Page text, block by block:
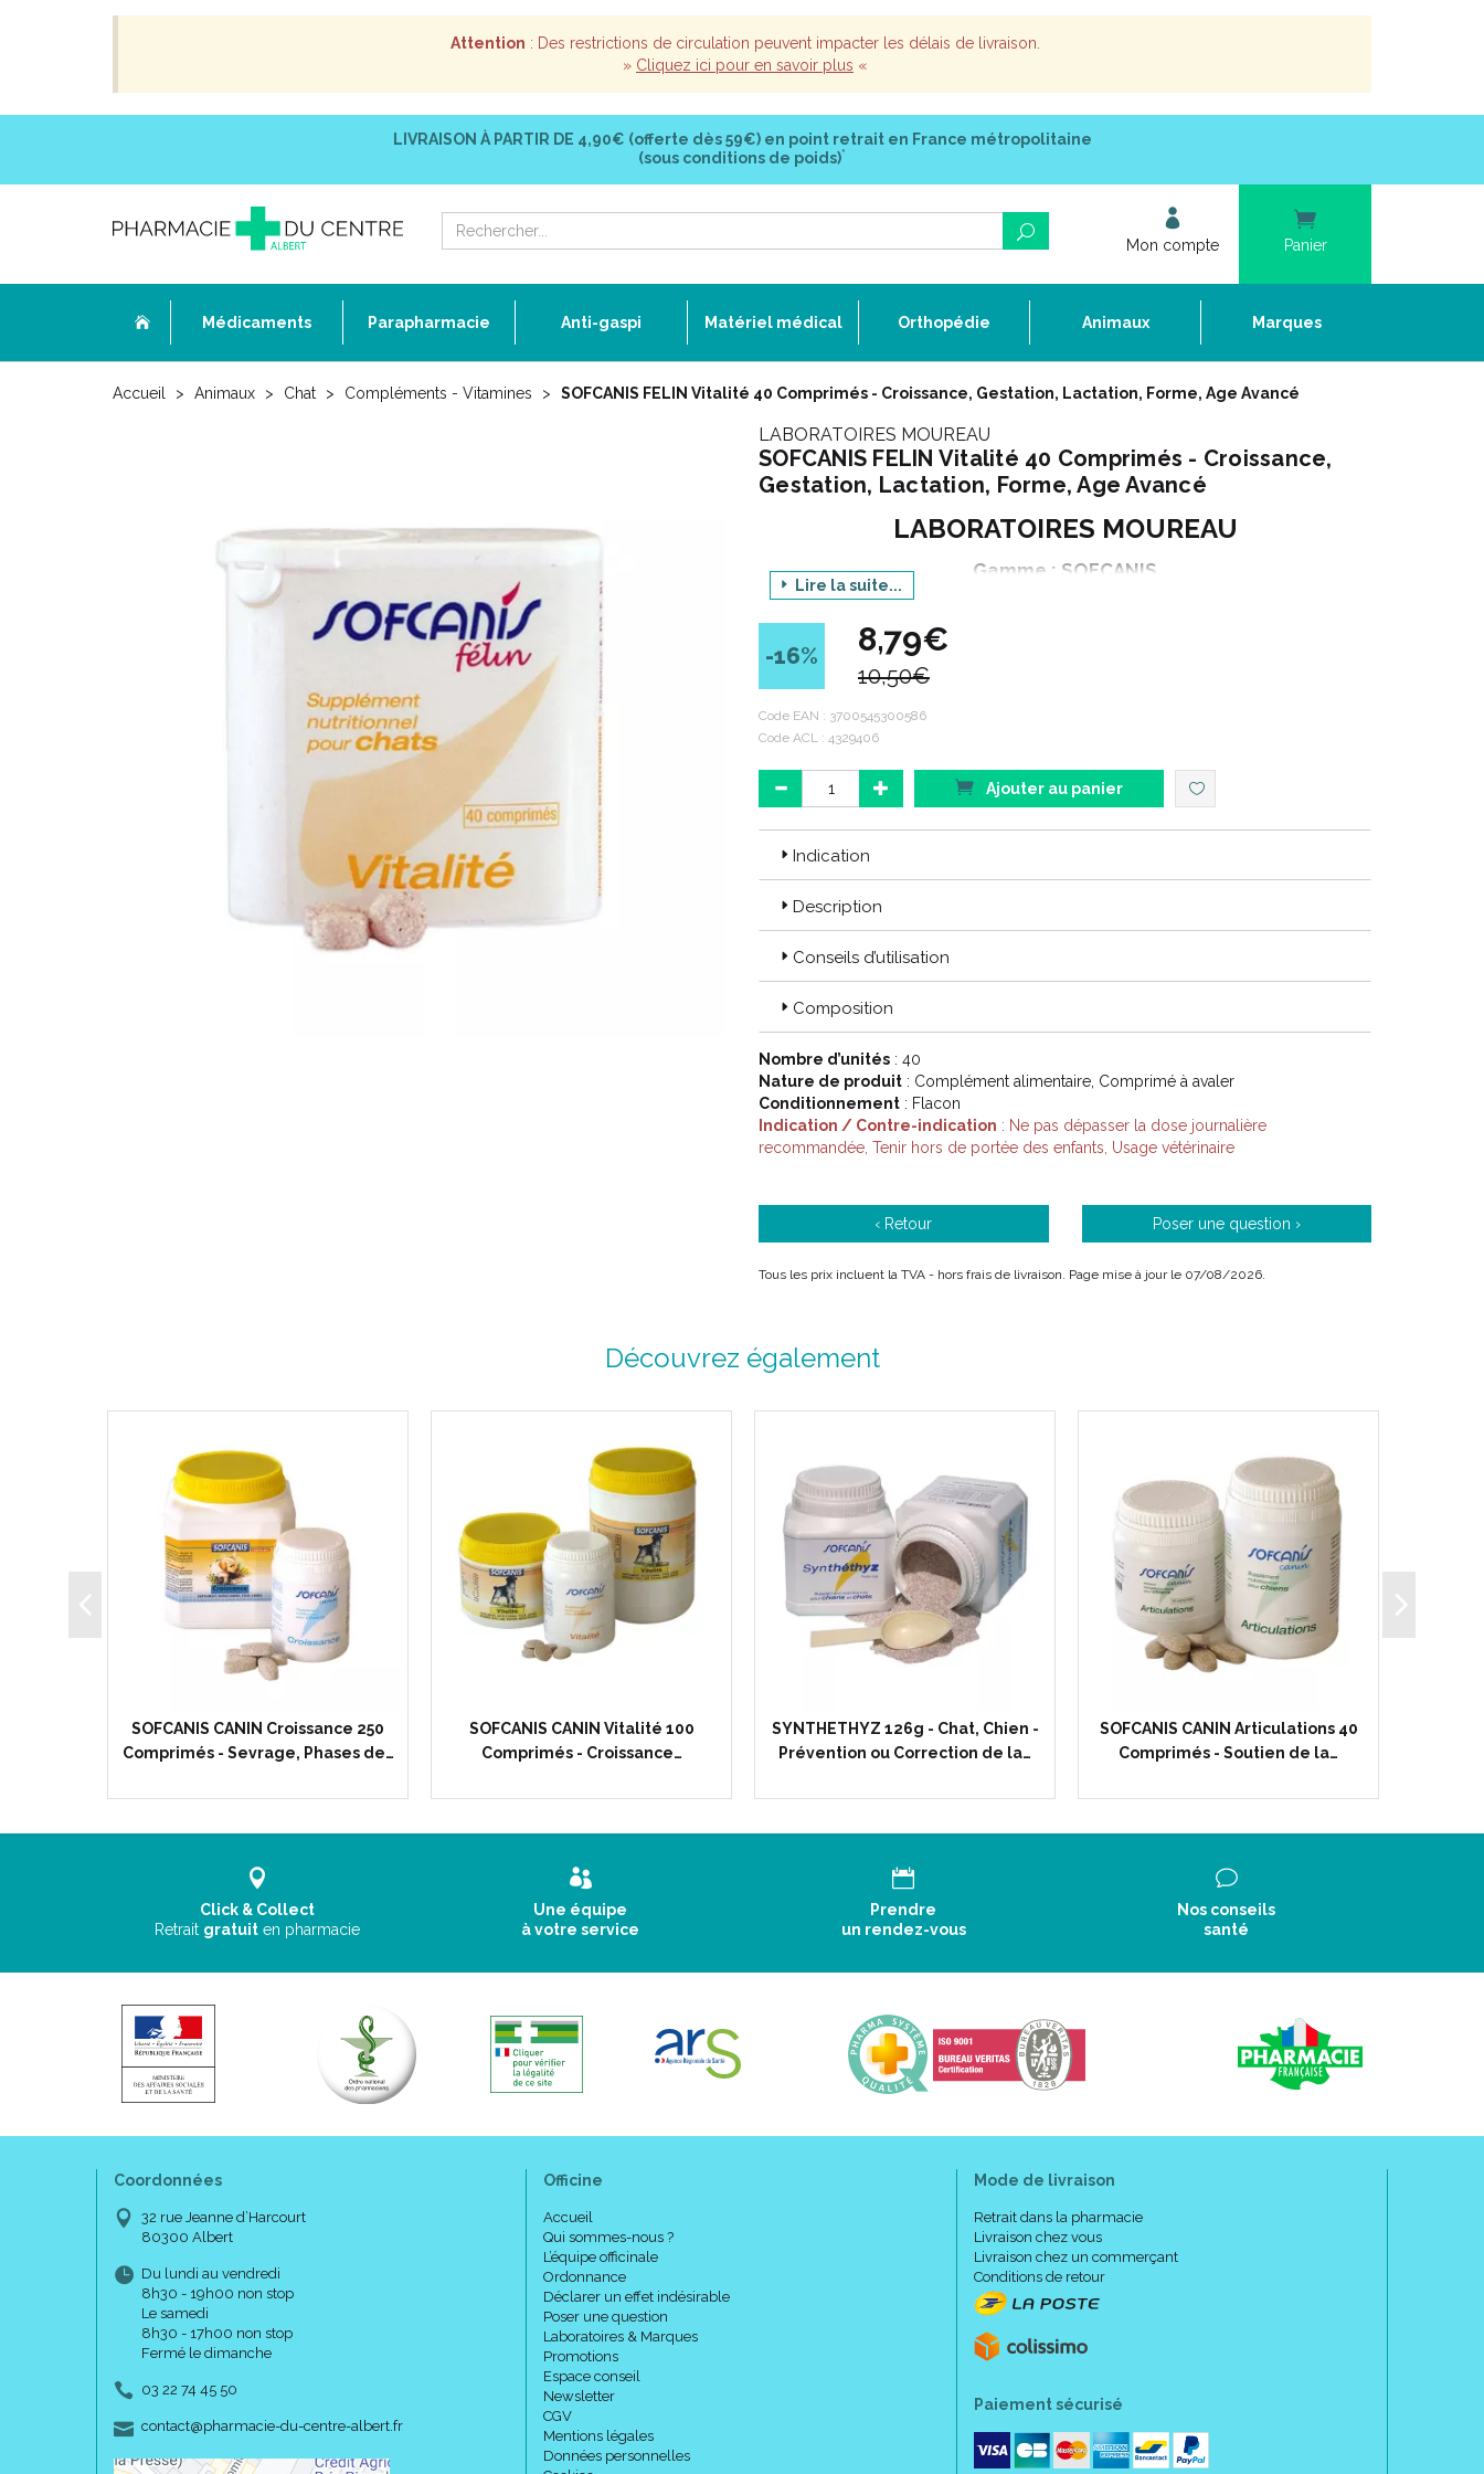
Attention : Des restrictions de circulation peuvent impacter les délais de livraison.
» Cliquez ici pour en savoir plus «
LIVRAISON À PARTIR DE 4,90€ (offerte dès 59€) en point retrait en France métropolitaine
(sous conditions de poids)*
Mon compte Panier
Médicaments Parapharmacie Anti-gaspi Matériel médical Orthopédie Animaux Marques
Accueil Animaux Chat Compléments - Vitamines SOFCANIS FELIN Vitalité 40 Comprimés - Croissance, Gestation, Lactation, Forme, Age Avancé
LABORATOIRES MOUREAU
SOFCANIS FELIN Vitalité 40 Comprimés - Croissance,
Gestation, Lactation, Forme, Age Avancé
LABORATOIRES MOUREAU
Gamme : SOFCANIS
Conditionnement : 40 comprimés
Code ACL : 4329406
Code EAN : 3700545300586
Lire la suite...
-16% 8,79€
10,50€
Code EAN : 3700545300586
Code ACL : 4329406
Ajouter au panier
Indication
Description
Conseils d’utilisation
Composition
Nombre d’unités : 40
Nature de produit : Complément alimentaire, Comprimé à avaler
Conditionnement : Flacon
Indication / Contre-indication : Ne pas dépasser la dose journalière
recommandée, Tenir hors de portée des enfants, Usage vétérinaire
‹ Retour Poser une question ›
Tous les prix incluent la TVA - hors frais de livraison. Page mise à jour le 07/08/2026.
Découvrez également
SOFCANIS CANIN Croissance 250
Comprimés - Sevrage, Phases de…
SOFCANIS CANIN Vitalité 100
Comprimés - Croissance…
SYNTHETHYZ 126g - Chat, Chien -
Prévention ou Correction de la…
SOFCANIS CANIN Articulations 40
Comprimés - Soutien de la…
Click & Collect
Retrait gratuit en pharmacie
Une équipe
à votre service
Prendre
un rendez-vous
Nos conseils
santé
Coordonnées
32 rue Jeanne d’Harcourt
80300 Albert
Du lundi au vendredi
8h30 - 19h00 non stop
Le samedi
8h30 - 17h00 non stop
Fermé le dimanche
03 22 74 45 50
contact-
@-
pharmacie-du-centre-albert.fr
Officine
Accueil
Qui sommes-nous ?
L’équipe officinale
Ordonnance
Déclarer un effet indésirable
Poser une question
Laboratoires & Marques
Promotions
Espace conseil
Newsletter
CGV
Mentions légales
Données personnelles
Mode de livraison
Retrait dans la pharmacie
Livraison chez vous
Livraison chez un commerçant
Conditions de retour
Paiement sécurisé